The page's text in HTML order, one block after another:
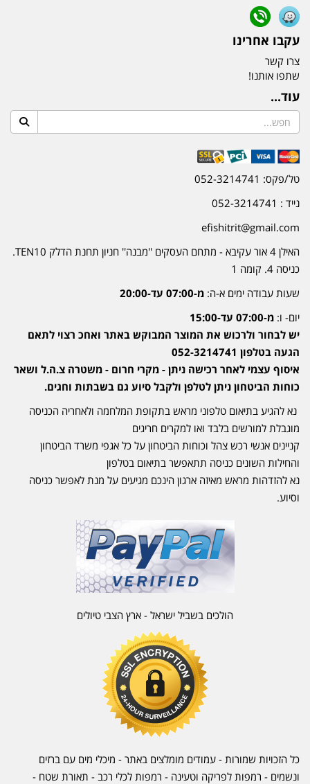
עקבו אחרינו
צרו קשר
שתפו אותנו!
עוד...
טל/פקס: 052-3214741
נייד : 052-3214741
efishitrit@gmail.com
האילן 4 אור עקיבא - מתחם העסקים ''מבנה'' חניון תחנת הדלק TEN10.
כניסה 4. קומה 1
שעות עבודה ימים א-ה: מ-07:00 עד-20:00
יום- ו: מ-07:00 עד-15:00
יש לבחור ולרכוש את המוצר המבוקש באתר ואחכ רצוי לתאם
הגעה בטלפון 052-3214741
איסוף עצמי לאחר רכישה ניתן - מקרי חרום - משטרה צ.ה.ל ושאר
כוחות הביטחון ניתן לטלפן ולקבל סיוע גם בשבתות וחגים.
נא להגיע בתיאום טלפוני מראש בתקופת המלחמה ולאחריה הכניסה
מוגבלת למורשים בלבד ואו למקרים חריגים
קניינים אנשי רכש צהל וכוחות הביטחון על כל אגפי משרד הביטחון
והחילות השונים כניסה תתאפשר בתיאום בטלפון
נא להזדהות מראש מאיזה ארגון הינכם מגיעים על מנת לאפשר כניסה
וסיוע.
הולכים בשביל ישראל - ארץ הצבי טיולים
כל הזכויות שמורות - עמודים מומלצים באתר - מיכלי מים עם ברזים
ונשמים - רמפות לפריקה וטעינה - רמפות לכלי רכב - תאורת שטח -